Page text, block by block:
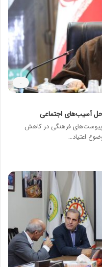
.
آسیب‌های اجتماعی
پیوست‌های فرهنگی در کاهش
اعتیاد…